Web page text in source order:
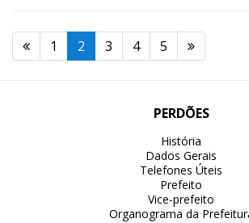
1 2 3 4 5
PERDÕES
História
Dados Gerais
Telefones Úteis
Prefeito
Vice-prefeito
Organograma da